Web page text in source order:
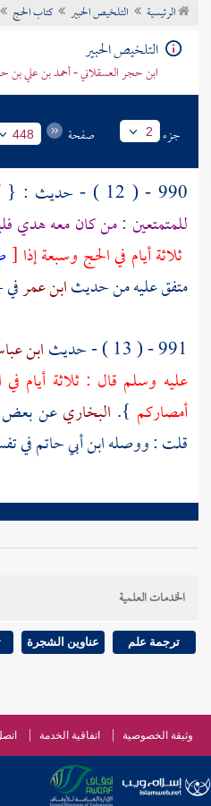
تراجم الأعلام
الرئيسية التلخيص الحبير كتاب الحج
التلخيص الحبير
ابن حجر العسقلاني - أحمد بن علي بن
جزء 2 صفحة 448
990 - ( 12 ) - حديث : {
للمتمتعين : من كان معه هدي
ثلاثة أيام في الحج وسبعة إذا [
متفق عليه من حديثابن عمر
991 - ( 13 ) - حديث
ابن
عليه وسلم قال : ثلاثة أيام
أمصاركم }. البخاريعن بعض
قلت : ووصلهابن أبي حاتمفي
الخدمات العلمية
ترجمة علم عناوين الشجرة
وثيقة الخصوصية اتفاقية الخدمة